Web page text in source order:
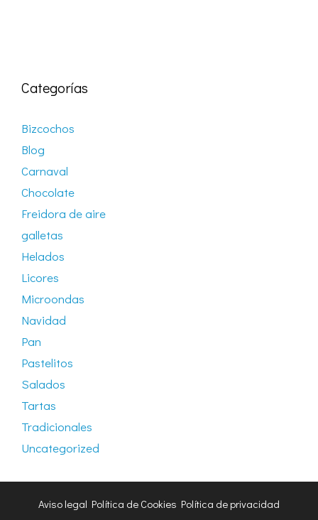
Categorías
Bizcochos
Blog
Carnaval
Chocolate
Freidora de aire
galletas
Helados
Licores
Microondas
Navidad
Pan
Pastelitos
Salados
Tartas
Tradicionales
Uncategorized
Aviso legal Política de Cookies Política de privacidad